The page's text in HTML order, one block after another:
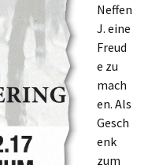
Neffen
J. eine
Freud
e zu
mach
en. Als
Gesch
enk
zum